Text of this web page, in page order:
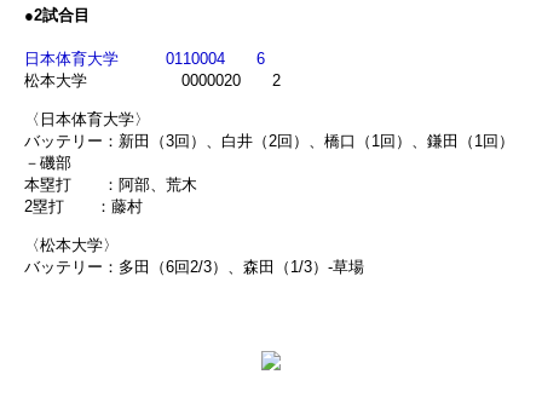
●2試合目
日本体育大学 0110004 6
松本大学 0000020 2
〈日本体育大学〉
バッテリー：新田（3回）、白井（2回）、橋口（1回）、鎌田（1回）
－磯部
本塁打 ：阿部、荒木
2塁打 ：藤村
〈松本大学〉
バッテリー：多田（6回2/3）、森田（1/3）-草場